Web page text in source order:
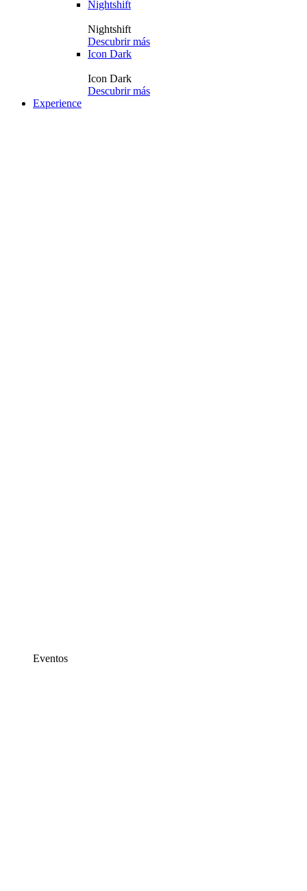
Nightshift
Nightshift
Descubrir más
Icon Dark
Icon Dark
Descubrir más
Experience
Eventos